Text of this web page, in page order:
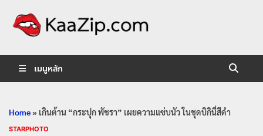
เมนูหลัก
Home» เกินต้าน “กระปุก พัชรา” เผยความแซ่บนัว ในชุดบิกินี่สีดำ
STARPHOTO